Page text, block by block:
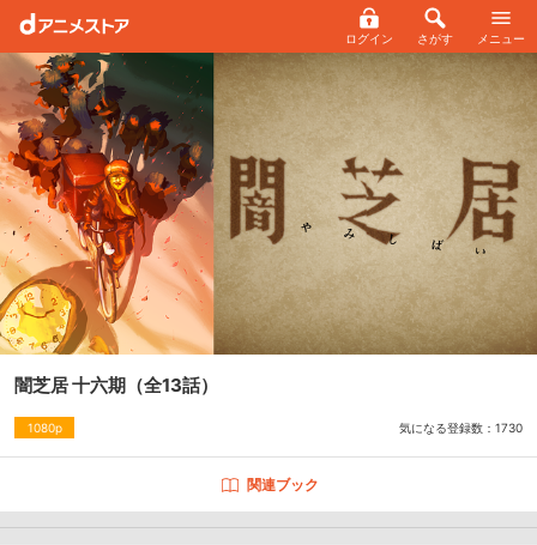
ログイン さがす メニュー
闇芝居 十六期 （全13話）
1080p 気になる登録数： 1730
関連ブック